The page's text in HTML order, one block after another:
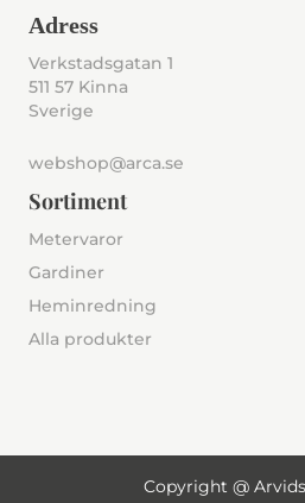
Adress
Verkstadsgatan 1
511 57 Kinna
Sverige
webshop@arca.se
Sortiment
Metervaror
Gardiner
Heminredning
Alla produkter
Copyright @